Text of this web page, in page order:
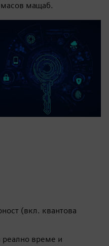
мащаб.
(вкл. квантова
реално време и